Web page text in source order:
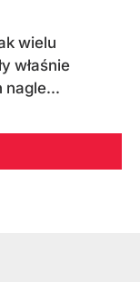
wielu
właśnie
nagle...